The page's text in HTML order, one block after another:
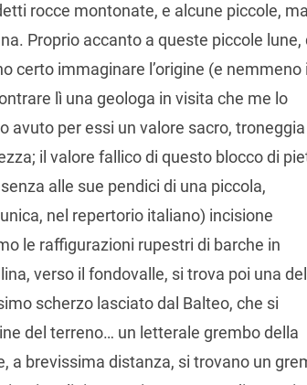
rocce montonate, e alcune piccole, ma
Proprio accanto a queste piccole lune,
certo immaginare l’origine (e nemmeno
lì una geologa in visita che me lo
avuto per essi un valore sacro,
il valore fallico di questo blocco di
alle sue pendici di una piccola,
nel repertorio italiano) incisione
le raffigurazioni rupestri di barche in
verso il fondovalle, si trova poi una
scherzo lasciato dal Balteo, che si
del terreno… un letterale grembo della
a brevissima distanza, si trovano un